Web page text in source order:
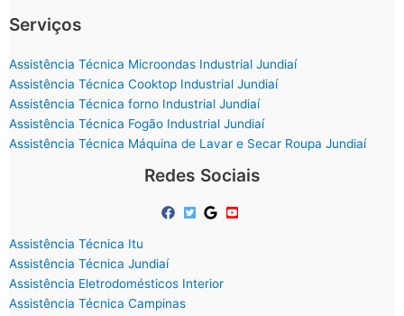
Serviços
Assistência Técnica Microondas Industrial Jundiaí
Assistência Técnica Cooktop Industrial Jundiaí
Assistência Técnica forno Industrial Jundiaí
Assistência Técnica Fogão Industrial Jundiaí
Assistência Técnica Máquina de Lavar e Secar Roupa Jundiaí
Redes Sociais
Assistência Técnica Itu
Assistência Técnica Jundiaí
Assistência Eletrodomésticos Interior
Assistência Técnica Campinas